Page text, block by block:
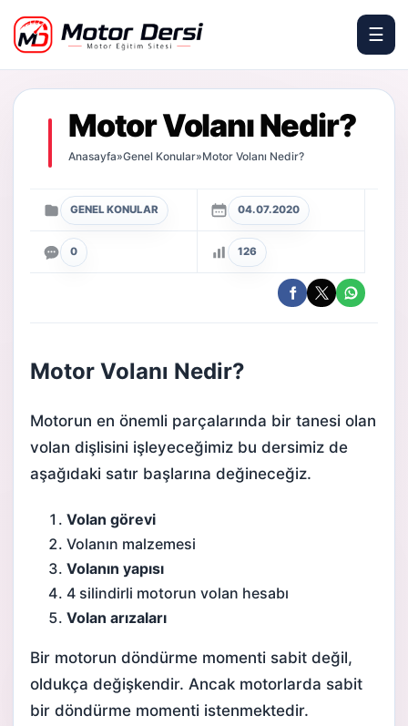
Motor Dersi
☰
Motor Volanı Nedir?
Anasayfa»Genel Konular»Motor Volanı Nedir?
GENEL KONULAR 04.07.2020
0 126
Motor Volanı Nedir?
Motorun en önemli parçalarında bir tanesi olan
volan dişlisini işleyeceğimiz bu dersimiz de
aşağıdaki satır başlarına değineceğiz.
Volan görevi
Volanın malzemesi
Volanın yapısı
4 silindirli motorun volan hesabı
Volan arızaları
Bir motorun döndürme momenti sabit değil,
oldukça değişkendir. Ancak motorlarda sabit
bir döndürme momenti istenmektedir.